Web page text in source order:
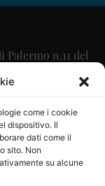
come i cookie
dispositivo. Il
dati come il
sito. Non
su alcune
n.11 del